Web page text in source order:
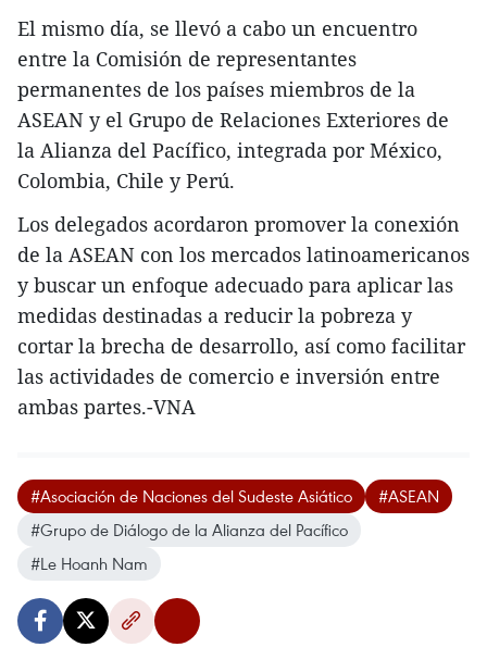
El mismo día, se llevó a cabo un encuentro
entre la Comisión de representantes
permanentes de los países miembros de la
ASEAN y el Grupo de Relaciones Exteriores de
la Alianza del Pacífico, integrada por México,
Colombia, Chile y Perú.
Los delegados acordaron promover la conexión
de la ASEAN con los mercados latinoamericanos
y buscar un enfoque adecuado para aplicar las
medidas destinadas a reducir la pobreza y
cortar la brecha de desarrollo, así como facilitar
las actividades de comercio e inversión entre
ambas partes.-VNA
#Asociación de Naciones del Sudeste Asiático
#ASEAN
#Grupo de Diálogo de la Alianza del Pacífico
#Le Hoanh Nam